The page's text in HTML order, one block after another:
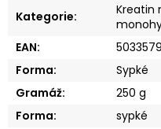
Kategorie:
Kreatin
EAN:
Forma:
Sypké
Gramáž:
250 g
Forma:
sypké